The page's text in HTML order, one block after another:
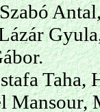
A
Taha,